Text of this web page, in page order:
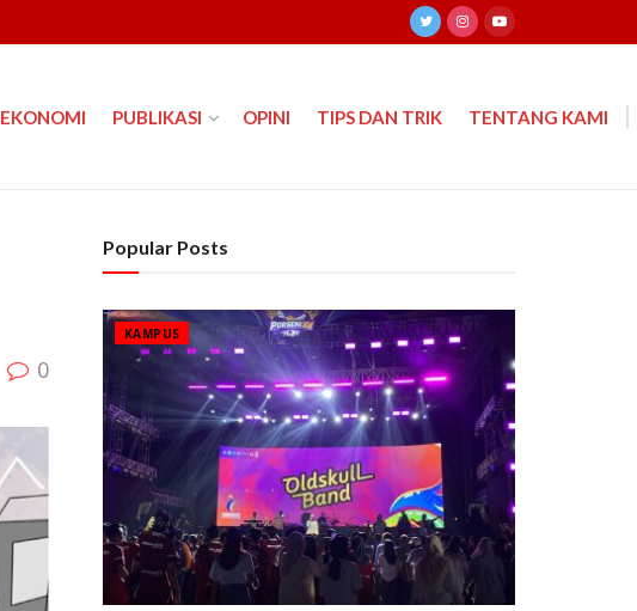
EKONOMI PUBLIKASI OPINI TIPS DAN TRIK TENTANG KAMI
0
Popular Posts
KAMPUS